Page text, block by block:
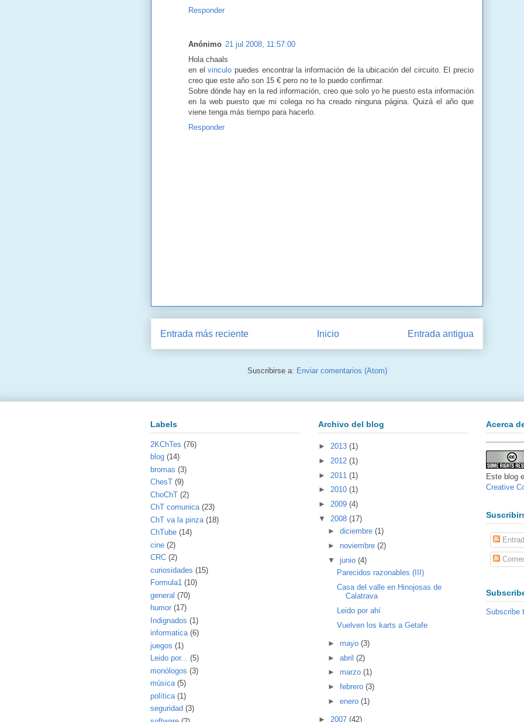
Responder
Anónimo 21 jul 2008, 11:57:00
Hola chaals
en elvinculo puedes encontrar la información de la ubicación del circuito. El precio
creo que este año son 15 € pero no te lo puedo confirmar.
Sobre dónde hay en la red información, creo que solo yo he puesto esta información
en la web puesto que mi colega no ha creado ninguna página. Quizá el año que
viene tenga más tiempo para hacerlo.
Responder
Entrada más reciente Entrada antigua
Inicio
Suscribirse a: Enviar comentarios (Atom)
Labels
2KChTes (76)
blog (14)
bromas (3)
ChesT (9)
ChoChT (2)
ChT comunica (23)
ChT va la pinza (18)
ChTube (14)
cine (2)
CRC (2)
curiosidades (15)
Formula1 (10)
general (70)
humor (17)
Indignados (1)
informatica (6)
juegos (1)
Leido por... (5)
monólogos (3)
música (5)
política (1)
seguridad (3)
Archivo del blog
► 2013 (1)
► 2012 (1)
► 2011 (1)
► 2010 (1)
► 2009 (4)
▼ 2008 (17)
► diciembre (1)
► noviembre (2)
▼ junio (4)
Parecidos razonables (III)
Casa del valle en Hinojosas de
Calatrava
Leido por ahí
Vuelven los karts a Getafe
► mayo (3)
► abril (2)
► marzo (1)
► febrero (3)
► enero (1)
► 2007 (42)
Acerca
Este blog
Creative
Subscribe